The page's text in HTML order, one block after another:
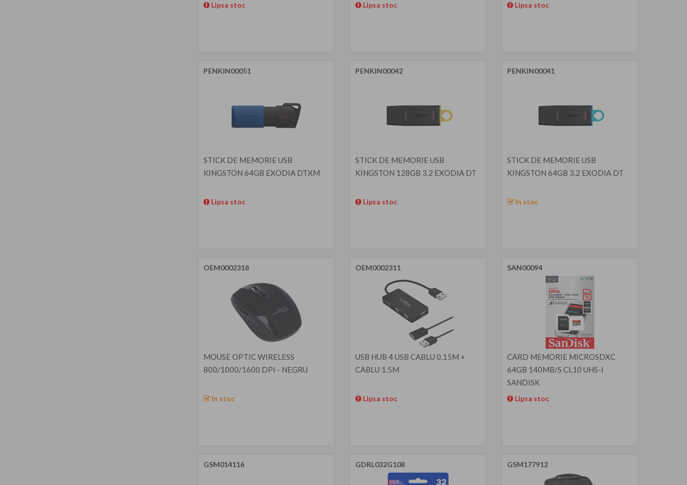
Lipsa stoc Lipsa stoc Lipsa stoc
PENKIN00051
STICK DE MEMORIE USB
KINGSTON 64GB EXODIA DTXM
Lipsa stoc
PENKIN00042
STICK DE MEMORIE USB
KINGSTON 128GB 3.2 EXODIA DT
Lipsa stoc
PENKIN00041
STICK DE MEMORIE USB
KINGSTON 64GB 3.2 EXODIA DT
In stoc
OEM0002318
MOUSE OPTIC WIRELESS
800/1000/1600 DPI - NEGRU
In stoc
OEM0002311
USB HUB 4 USB CABLU 0.15M +
CABLU 1.5M
Lipsa stoc
SAN00094
CARD MEMORIE MICROSDXC
64GB 140MB/S CL10 UHS-I
SANDISK
Lipsa stoc
GSM014116 GDRL032G108 GSM177912